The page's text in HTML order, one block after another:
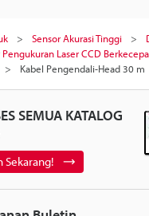
Sensor Akurasi Tinggi
Pengukuran Laser CCD
Kabel Pengendali-Head 30 m
SEMUA KATALOG
Sekarang!